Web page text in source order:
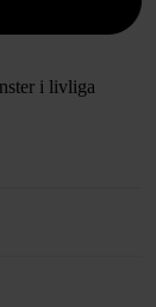
i livliga